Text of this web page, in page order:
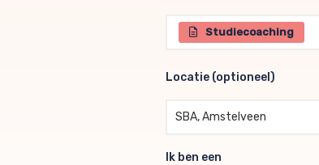
Selecteer één of
Studiecoaching
Locatie (optioneel)
Locatie (optioneel)
SBA, Amstelveen
Ik ben een